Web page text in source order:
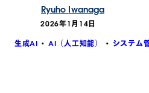
Ryuho Iwanaga
2026年1月14日
生成AI AI（人工知能） システム